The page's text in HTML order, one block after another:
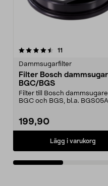
11
Dammsugarfilter
Filter Bosch
BGC/BGS
Filter till Bosch
BGC och BGS, bl.a.
199,90
Lägg i varukorg
5.0av 5 stjärnor